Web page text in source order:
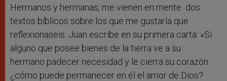
Hermanos y hermanas, me vienen en mente dos
textos bíblicos sobre los que me gustaría que
reflexionaseis. Juan escribe en su primera carta: «Si
alguno que posee bienes de la tierra ve a su
hermano padecer necesidad y le cierra su corazón
¿cómo puede permanecer en él el amor de Dios?